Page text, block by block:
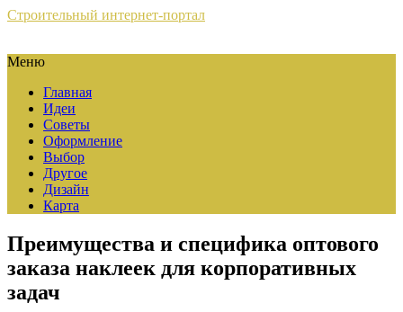
Строительный интернет-портал
Меню
Главная
Идеи
Советы
Оформление
Выбор
Другое
Дизайн
Карта
Преимущества и специфика оптового
заказа наклеек для корпоративных
задач